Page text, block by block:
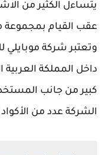
يتساءل الكثير من
عقب القيام بمجموعة
وتعتبر شركة موبايلي
داخل المملكة
كبير من جانب
الشركة عدد من